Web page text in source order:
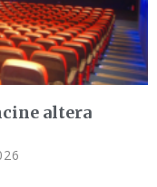
altera